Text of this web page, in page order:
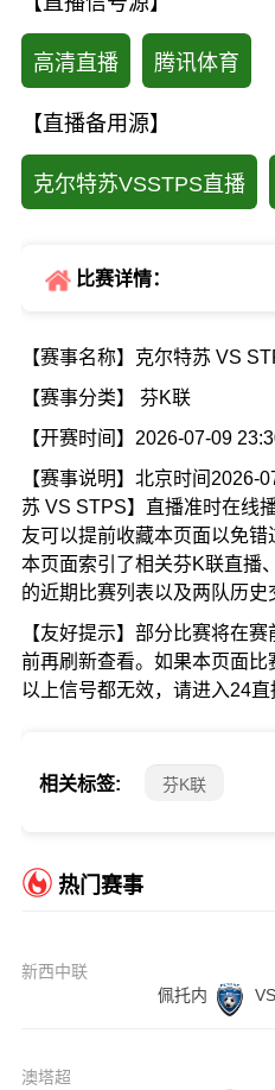
高清直播 腾讯体育
【直播备用源】
克尔特苏VSSTPS直播
比赛详情：
【赛事名称】克尔特苏 VS
【赛事分类】 芬K联
【开赛时间】2026-07-09
【赛事说明】北京时间2026-
苏 VS STPS】直播准时在线
友可以提前收藏本页面以免
本页面索引了相关芬K联直播
的近期比赛列表以及两队历史
【友好提示】部分比赛将在
前再刷新查看。如果本页面
以上信号都无效，请进入24直
相关标签: 芬K联
热门赛事
新西中联
佩托内
VS
澳塔超